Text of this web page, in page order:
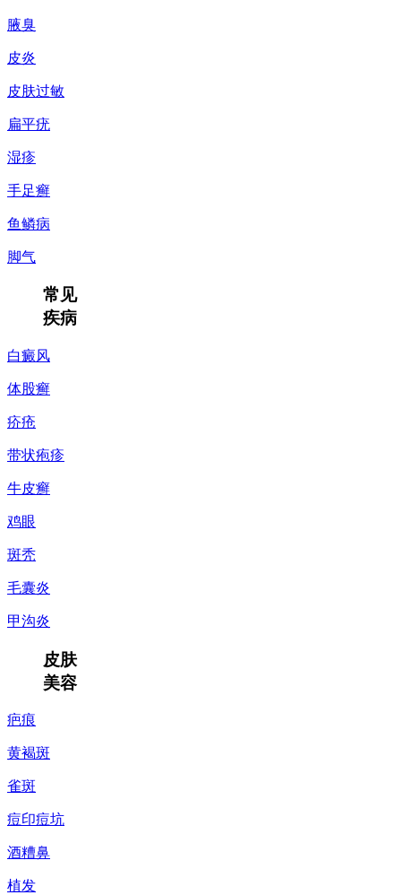
腋臭
皮炎
皮肤过敏
扁平疣
湿疹
手足癣
鱼鳞病
脚气
常见
疾病
白癜风
体股癣
疥疮
带状疱疹
牛皮癣
鸡眼
斑秃
毛囊炎
甲沟炎
皮肤
美容
疤痕
黄褐斑
雀斑
痘印痘坑
酒糟鼻
植发